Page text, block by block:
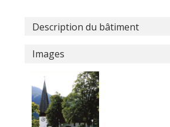
Description du bâtiment
Images